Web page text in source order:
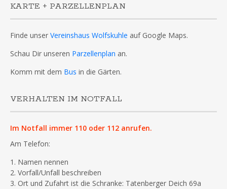
KARTE + PARZELLENPLAN
Finde unser Vereinshaus Wolfskuhle auf Google Maps.
Schau Dir unseren Parzellenplan an.
Komm mit dem Bus in die Gärten.
VERHALTEN IM NOTFALL
Im Notfall immer 110 oder 112 anrufen.
Am Telefon:
1. Namen nennen
2. Vorfall/Unfall beschreiben
3. Ort und Zufahrt ist die Schranke: Tatenberger Deich 69a